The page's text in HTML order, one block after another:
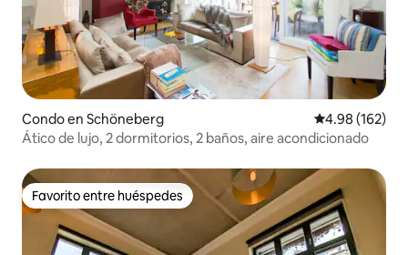
Condo en Schöneberg Calificación
4.98 (162)
Ático de lujo, 2 dormitorios, 2 baños, aire acondicionado
Favorito entre huéspedes
Favorito entre huéspedes